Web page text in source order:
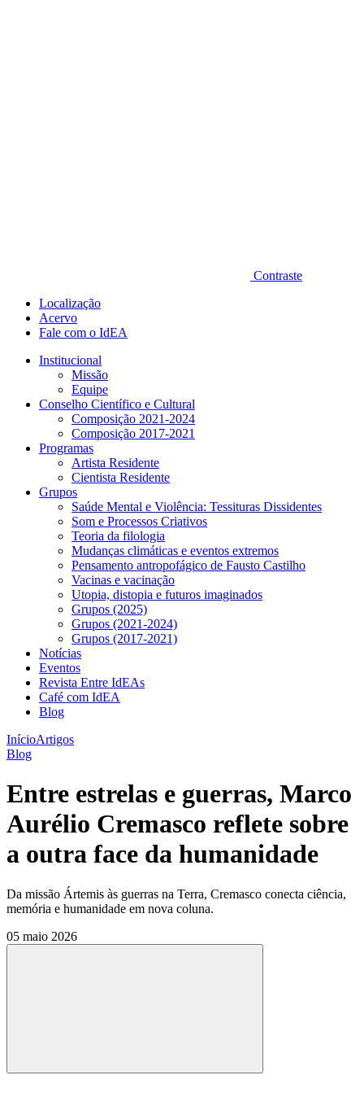
Contraste
Localização
Acervo
Fale com o IdEA
Institucional
Missão
Equipe
Conselho Científico e Cultural
Composição 2021-2024
Composição 2017-2021
Programas
Artista Residente
Cientista Residente
Grupos
Saúde Mental e Violência: Tessituras Dissidentes
Som e Processos Criativos
Teoria da filologia
Mudanças climáticas e eventos extremos
Pensamento antropofágico de Fausto Castilho
Vacinas e vacinação
Utopia, distopia e futuros imaginados
Grupos (2025)
Grupos (2021-2024)
Grupos (2017-2021)
Notícias
Eventos
Revista Entre IdEAs
Café com IdEA
Blog
InícioArtigos
Blog
Entre estrelas e guerras, Marco
Aurélio Cremasco reflete sobre
a outra face da humanidade
Da missão Ártemis às guerras na Terra, Cremasco conecta ciência,
memória e humanidade em nova coluna.
05 maio 2026
Compartilhar